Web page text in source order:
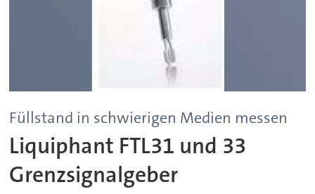
Füllstand in schwierigen Medien messen
Liquiphant FTL31 und 33
Grenzsignalgeber